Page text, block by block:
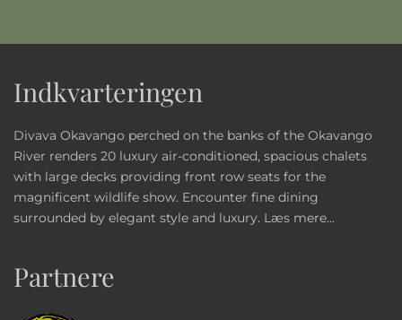
Indkvarteringen
Divava Okavango perched on the banks of the Okavango
River renders 20 luxury air-conditioned, spacious chalets
with large decks providing front row seats for the
magnificent wildlife show. Encounter fine dining
surrounded by elegant style and luxury. Læs mere...
Partnere